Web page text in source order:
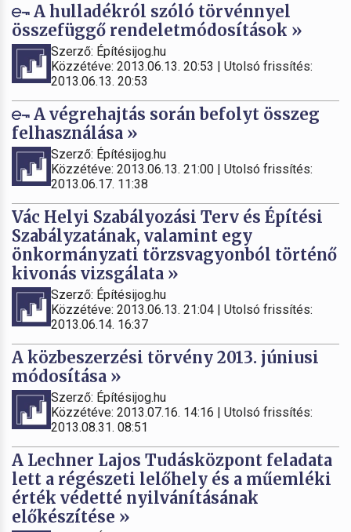
A hulladékról szóló törvénnyel
összefüggő rendeletmódosítások »
Szerző: Építésijog.hu
Közzétéve: 2013.06.13. 20:53 | Utolsó frissítés:
2013.06.13. 20:53
A végrehajtás során befolyt összeg
felhasználása »
Szerző: Építésijog.hu
Közzétéve: 2013.06.13. 21:00 | Utolsó frissítés:
2013.06.17. 11:38
Vác Helyi Szabályozási Terv és Építési
Szabályzatának, valamint egy
önkormányzati törzsvagyonból történő
kivonás vizsgálata »
Szerző: Építésijog.hu
Közzétéve: 2013.06.13. 21:04 | Utolsó frissítés:
2013.06.14. 16:37
A közbeszerzési törvény 2013. júniusi
módosítása »
Szerző: Építésijog.hu
Közzétéve: 2013.07.16. 14:16 | Utolsó frissítés:
2013.08.31. 08:51
A Lechner Lajos Tudásközpont feladata
lett a régészeti lelőhely és a műemléki
érték védetté nyilvánításának
előkészítése »